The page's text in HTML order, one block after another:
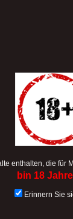
enthalten, die für
bin 18
Erinnern Sie